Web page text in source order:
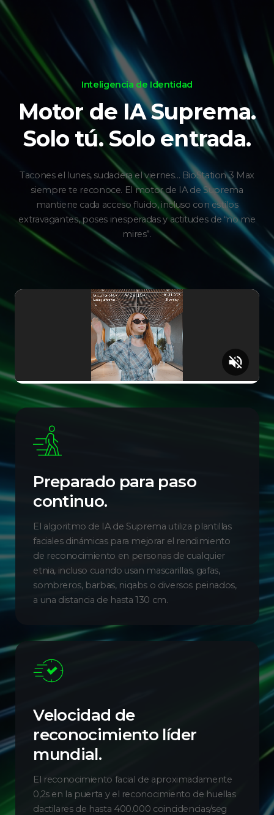
Inteligencia de Identidad
Motor de IA Suprema.
Solo tú. Solo entrada.
Tacones el lunes, sudadera el viernes… BioStation 3 Max
siempre te reconoce. El motor de IA de Suprema
mantiene cada acceso fluido, incluso con estilos
extravagantes, poses inesperadas y actitudes de “no me
mires”.
volume_off
Preparado para paso
continuo.
El algoritmo de IA de Suprema utiliza plantillas
faciales dinámicas para mejorar el rendimiento
de reconocimiento en personas de cualquier
etnia, incluso cuando usan mascarillas, gafas,
sombreros, barbas, niqabs o diversos peinados,
a una distancia de hasta 130 cm.
Velocidad de
reconocimiento líder
mundial.
El reconocimiento facial de aproximadamente
0,2s en la puerta y el reconocimiento de huellas
dactilares de hasta 400.000 coincidencias/seg